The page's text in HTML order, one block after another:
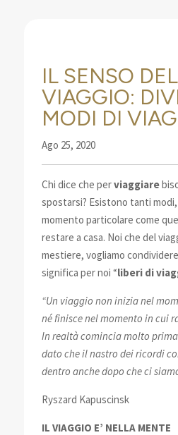
IL SENSO DEL
VIAGGIO:
MODI DI
Ago 25, 2020
Chi dice che perviaggiare
spostarsi? Esistono tanti
momento particolare come
restare a casa. Noi che del
mestiere, vogliamo
significa per noi “liberi di
“Un viaggio non inizia nel
né finisce nel momento in cui
In realtà comincia molto
dato che il nastro dei ricordi
dentro anche dopo che ci
Ryszard Kapuscinsk
IL VIAGGIO E’ NELLA MENTE